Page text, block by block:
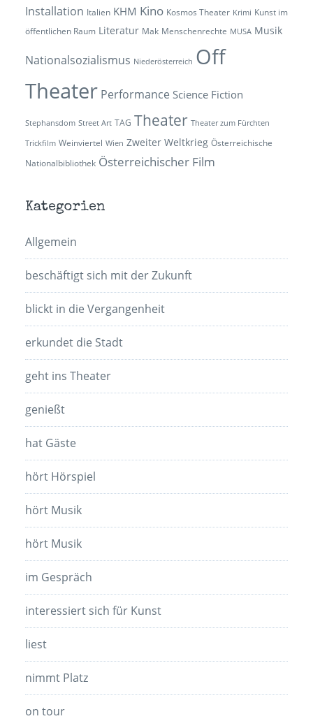
Installation Italien KHM Kino Kosmos Theater Krimi Kunst im
öffentlichen Raum Literatur Mak Menschenrechte MUSA Musik
Nationalsozialismus Niederösterreich Off
Theater Performance Science Fiction
Stephansdom Street Art TAG Theater Theater zum Fürchten
Trickfilm Weinviertel Wien Zweiter Weltkrieg Österreichische
Nationalbibliothek Österreichischer Film
Kategorien
Allgemein
beschäftigt sich mit der Zukunft
blickt in die Vergangenheit
erkundet die Stadt
geht ins Theater
genießt
hat Gäste
hört Hörspiel
hört Musik
hört Musik
im Gespräch
interessiert sich für Kunst
liest
nimmt Platz
on tour